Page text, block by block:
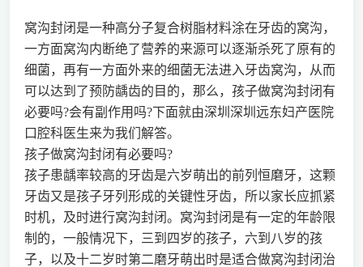
窝沟封闭是一种高分子复合树脂材料涂在牙齿的窝沟，
一方面窝沟内断绝了营养的来源可以逐渐杀死了原有的
细菌，再有一方面外来的细菌无法进入牙齿窝沟，从而
可以达到了预防龋齿的目的，那么，孩子做窝沟封闭有
必要吗?会有副作用吗?下面就由深圳深圳远东妇产医院
口腔科医生来为我们解答。
孩子做窝沟封闭有必要吗?
孩子患龋率较高的牙齿是六岁萌出的前列恒磨牙，这颗
牙齿又是孩子牙列形成的关键性牙齿，所以家长应抓紧
时机，及时进行窝沟封闭。窝沟封闭是有一定的年龄限
制的，一般情况下，三到四岁的孩子，六到八岁的孩
子，以及十二岁时第二磨牙萌出时是适合做窝沟封闭治